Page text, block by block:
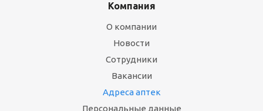
Компания
О компании
Новости
Сотрудники
Вакансии
Адреса аптек
Персональные данные